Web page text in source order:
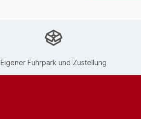
Eigener Fuhrpark und Zustellung